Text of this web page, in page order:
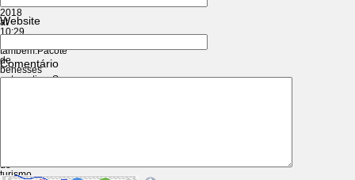
2018
at
10:29
também:Pacote
de
benesses
automotivasSurpresas
do
turismo
Website
Comentário